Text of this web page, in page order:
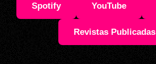
Spotify YouTube
Revistas Publicadas